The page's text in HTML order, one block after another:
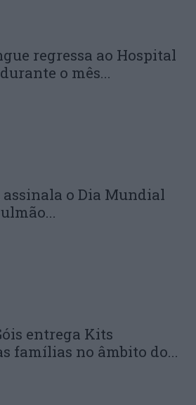
regressa ao Hospital
o mês...
assinala o Dia Mundial
entrega Kits
famílias no âmbito do...